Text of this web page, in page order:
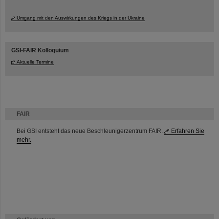
FAIR
Bei GSI entsteht das neue Beschleunigerzentrum FAIR.
Erfahren Sie
mehr.
Umgang mit den Auswirkungen des Kriegs in der Ukraine
GSI-FAIR Kolloquium
Aktuelle Termine